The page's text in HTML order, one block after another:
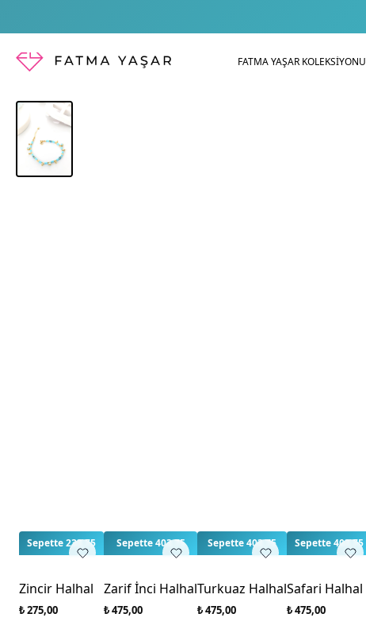
FATMA YAŞAR KOLEKSİYONU
Sepette 233,75
Zincir Halhal
₺ 275,00
Sepette 403,75
Zarif İnci Halhal
₺ 475,00
Sepette 403,75
Turkuaz Halhal
₺ 475,00
Sepette 403,75
Safari Halhal
₺ 475,00